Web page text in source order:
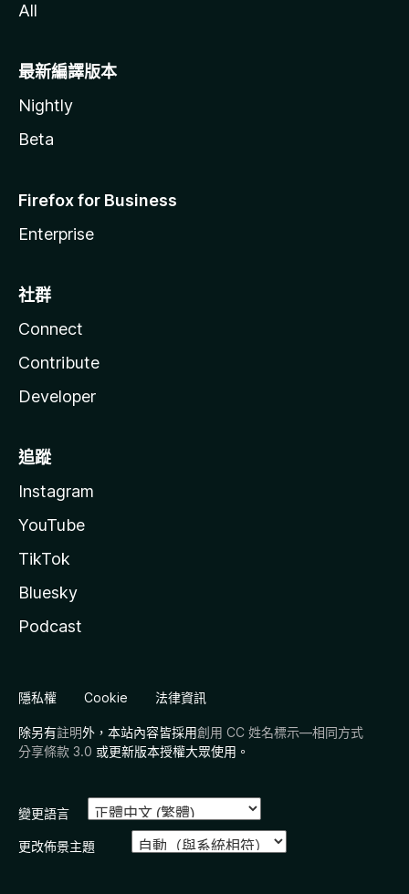
All
最新編譯版本
Nightly
Beta
Firefox for Business
Enterprise
社群
Connect
Contribute
Developer
追蹤
Instagram
YouTube
TikTok
Bluesky
Podcast
隱私權 Cookie 法律資訊
除另有註明外，本站內容皆採用創用 CC 姓名標示—相同方式
分享條款 3.0 或更新版本授權大眾使用。
變更語言
更改佈景主題